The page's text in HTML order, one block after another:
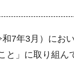
7年3月）にお
と」に取り組ん